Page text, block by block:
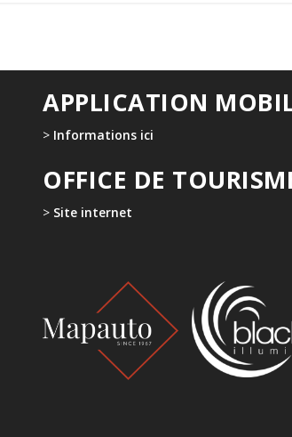
APPLICATION
> Informations ici
OFFICE DE
> Site internet